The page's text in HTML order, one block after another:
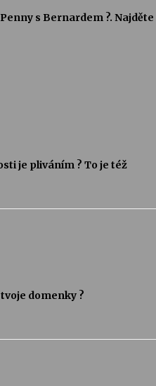
s Bernardem ?. Najděte
je pliváním ? To je též
domenky ?